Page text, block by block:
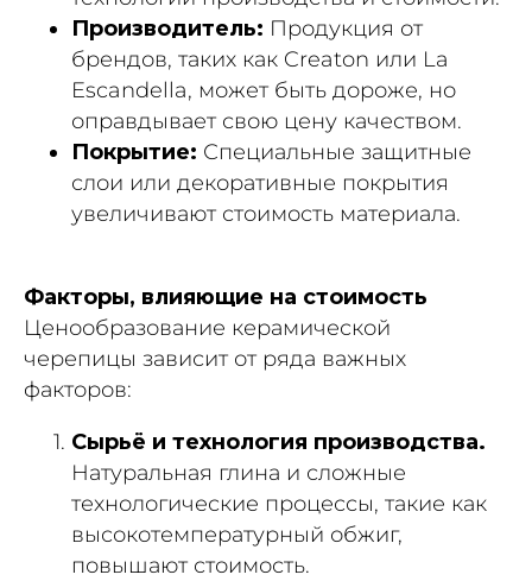
Производитель: Продукция от
брендов, таких как Creaton или La
Escandella, может быть дороже, но
оправдывает свою цену качеством.
Покрытие: Специальные защитные
слои или декоративные покрытия
увеличивают стоимость материала.
Факторы, влияющие на стоимость
Ценообразование керамической
черепицы зависит от ряда важных
факторов:
Сырьё и технология производства.
Натуральная глина и сложные
технологические процессы, такие как
высокотемпературный обжиг,
повышают стоимость.